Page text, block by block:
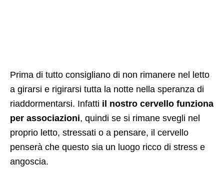
Prima di tutto consigliano di non rimanere nel letto
a girarsi e rigirarsi tutta la notte nella speranza di
riaddormentarsi. Infatti il nostro cervello funziona
per associazioni, quindi se si rimane svegli nel
proprio letto, stressati o a pensare, il cervello
penserà che questo sia un luogo ricco di stress e
angoscia.